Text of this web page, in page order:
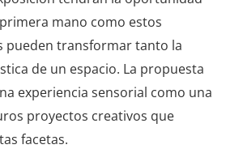
mano como estos
pueden transformar tanto la
de un espacio. La propuesta
experiencia sensorial como una
proyectos creativos que
facetas.